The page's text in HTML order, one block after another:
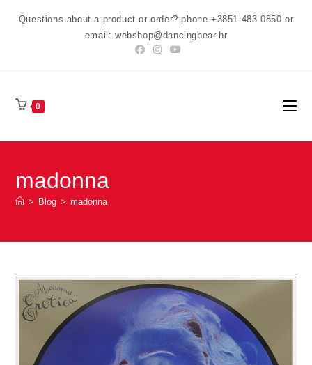
Questions about a product or order? phone +3851 483 0850 or
email: webshop@dancingbear.hr
0
madonna
> Blog > madonna